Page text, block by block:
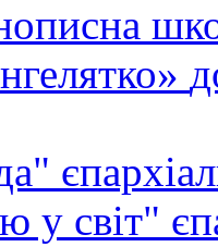
у світ"